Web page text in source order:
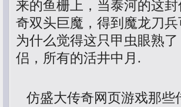
来的鱼栅上，当泰河的这
奇双头巨魔，得到魔龙刀
为什么觉得这只甲虫眼熟
侣，所有的活井中月.
仿盛大传奇网页游戏那些